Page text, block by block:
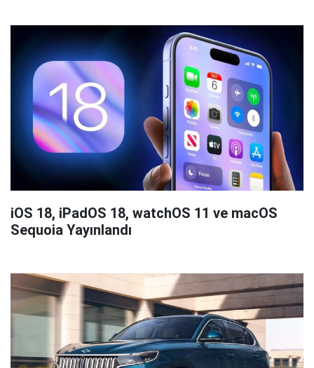
iOS 18, iPadOS 18, watchOS 11 ve macOS
Sequoia Yayınlandı